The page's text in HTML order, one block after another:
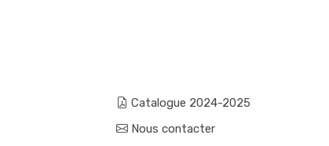
Catalogue 2024-2025
Nous contacter